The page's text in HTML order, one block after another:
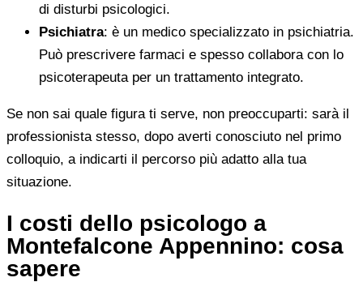
di disturbi psicologici.
Psichiatra: è un medico specializzato in psichiatria.
Può prescrivere farmaci e spesso collabora con lo
psicoterapeuta per un trattamento integrato.
Se non sai quale figura ti serve, non preoccuparti: sarà il
professionista stesso, dopo averti conosciuto nel primo
colloquio, a indicarti il percorso più adatto alla tua
situazione.
I costi dello psicologo a
Montefalcone Appennino: cosa
sapere